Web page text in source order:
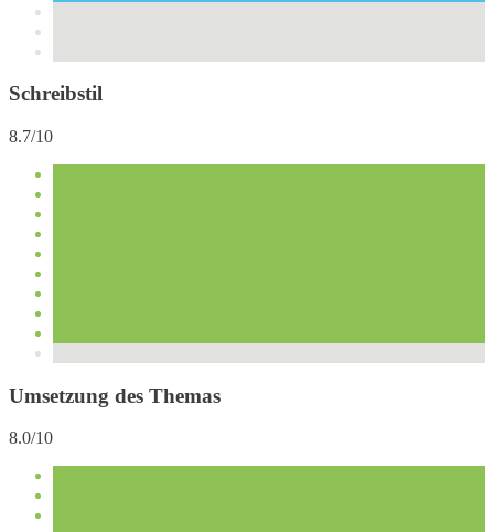
Schreibstil
8.7/10
Umsetzung des Themas
8.0/10